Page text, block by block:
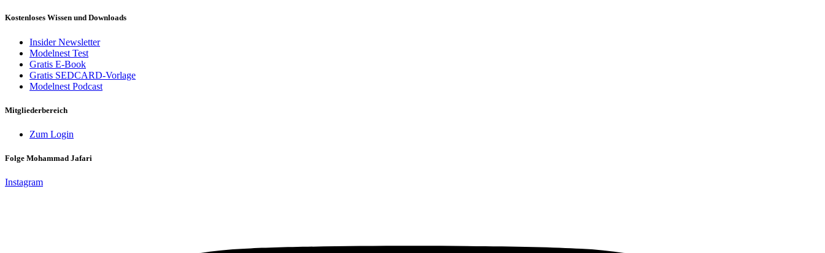
Kostenloses Wissen und Downloads
Insider Newsletter
Modelnest Test
Gratis E-Book
Gratis SEDCARD-Vorlage
Modelnest Podcast
Mitgliederbereich
Zum Login
Folge Mohammad Jafari
Instagram